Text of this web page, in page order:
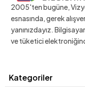
2005'ten bugüne,
esnasında, gerek
yanınızdayız.
ve tüketici
Kategoriler